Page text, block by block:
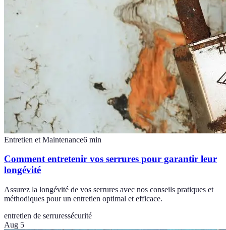
Entretien et Maintenance6 min
Comment entretenir vos serrures pour garantir leur
longévité
Assurez la longévité de vos serrures avec nos conseils pratiques et
méthodiques pour un entretien optimal et efficace.
entretien de serruressécurité
Aug 5